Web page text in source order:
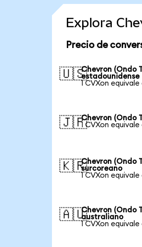
Explora
Precio de
🇺🇸Chevron (Ondo
estadounidense
1 CVXon equivale
🇯🇵Chevron (Ondo
1 CVXon
🇰🇷Chevron (Ondo
surcoreano
1 CVXon
🇦🇺Chevron (Ondo
australiano
1 CVXon